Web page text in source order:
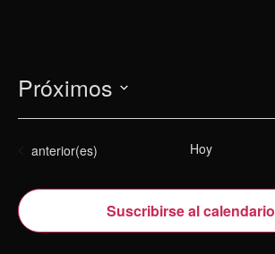
Próximos
fecha.
Eventos
anterior(es) Hoy
Suscribirse al calendario